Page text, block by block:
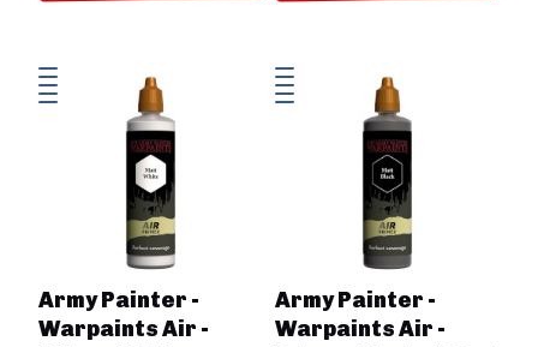
Army Painter -
Warpaints Air -
Army Painter -
Warpaints Air -